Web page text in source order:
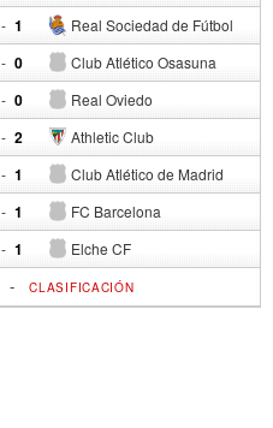
- Real Sociedad de Fútbol
1
- Club Atlético Osasuna
0
- Real Oviedo
0
- Athletic Club
2
- Club Atlético de Madrid
1
- FC Barcelona
1
- Elche CF
1
-CLASIFICACIÓN